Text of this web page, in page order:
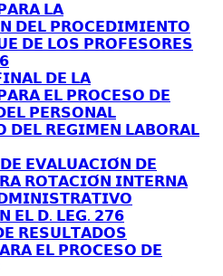
𝗟𝗔
𝗗𝗘𝗟 𝗣𝗥𝗢𝗖𝗘𝗗𝗜𝗠𝗜𝗘𝗡𝗧𝗢
𝗗𝗘 𝗟𝗢𝗦 𝗣𝗥𝗢𝗙𝗘𝗦𝗢𝗥𝗘𝗦
𝗗𝗘 𝗟𝗔
𝗘𝗟 𝗣𝗥𝗢𝗖𝗘𝗦𝗢 𝗗𝗘
𝗣𝗘𝗥𝗦𝗢𝗡𝗔𝗟
𝗗𝗘𝗟 𝗥𝗘𝗚𝗜𝗠𝗘𝗡 𝗟𝗔𝗕𝗢𝗥𝗔𝗟
𝗘𝗩𝗔𝗟𝗨𝗔𝗖𝗜𝗢́𝗡 𝗗𝗘
𝗥𝗢𝗧𝗔𝗖𝗜𝗢́𝗡 𝗜𝗡𝗧𝗘𝗥𝗡𝗔
𝗘𝗟 𝗗. 𝗟𝗘𝗚. 𝟮𝟳𝟲
𝗥𝗘𝗦𝗨𝗟𝗧𝗔𝗗𝗢𝗦
𝗘𝗟 𝗣𝗥𝗢𝗖𝗘𝗦𝗢 𝗗𝗘